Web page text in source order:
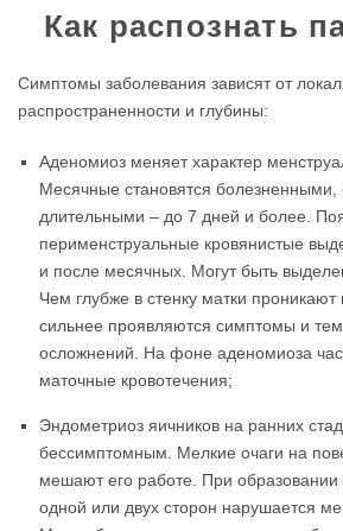
Как распознать
Симптомы заболевания зависят от
распространенности и глубины:
Аденомиоз меняет характер
Месячные становятся
длительными – до 7 дней и более.
перименструальные кровянистые
и после месячных. Могут быть
Чем глубже в стенку матки проникают
сильнее проявляются симптомы и
осложнений. На фоне аденомиоза
маточные кровотечения;
Эндометриоз яичников на ранних
бессимптомным. Мелкие очаги на
мешают его работе. При образовании
одной или двух сторон нарушается